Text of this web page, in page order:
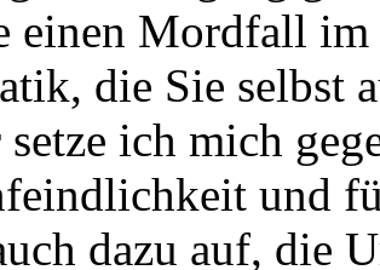
einen Mordfall
die Sie selbst
ich mich
und
dazu auf, die